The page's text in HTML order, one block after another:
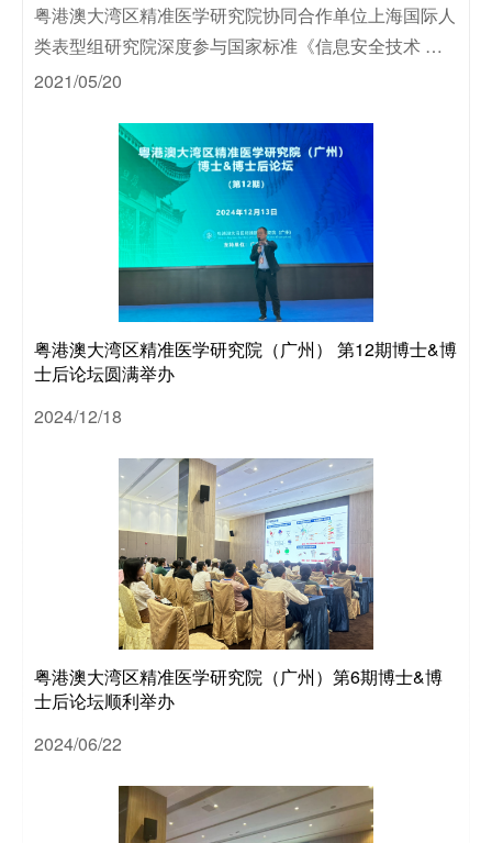
粤港澳大湾区精准医学研究院协同合作单位上海国际人
类表型组研究院深度参与国家标准《信息安全技术 基
因识别数据安全要求》编制工作。
2021/05/20
粤港澳大湾区精准医学研究院（广州） 第12期博士&博
士后论坛圆满举办
2024/12/18
粤港澳大湾区精准医学研究院（广州）第6期博士&博
士后论坛顺利举办
2024/06/22